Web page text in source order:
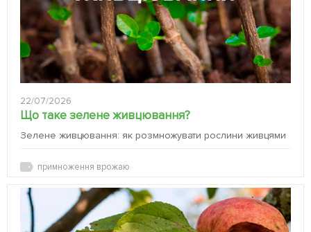
22/07/2026
Що таке зелене живцювання?
Зелене живцювання: як розмножувати рослини живцями
примноження врожаю